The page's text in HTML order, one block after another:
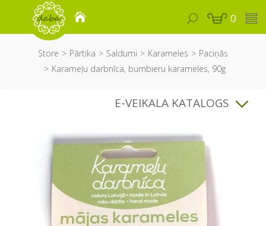
0
Store Pārtika Saldumi Karameles
Paciņās
Karameļu darbnīca, bumbieru karameles, 90g
E-VEIKALA KATALOGS